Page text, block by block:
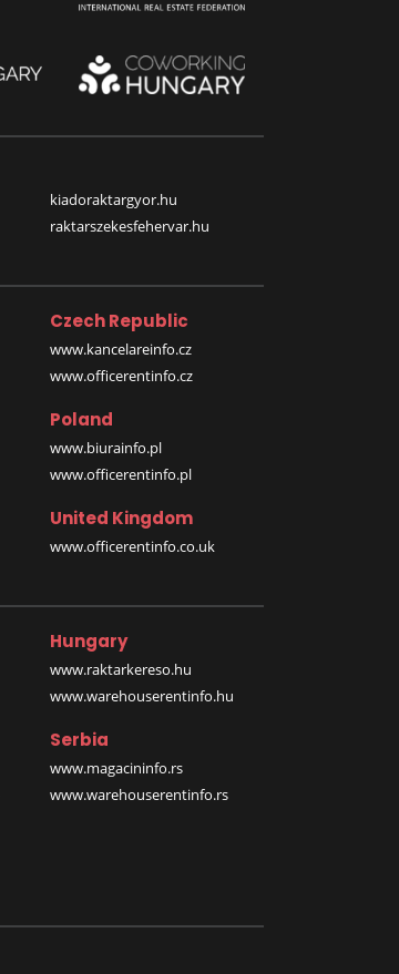
kiadoraktargyor.hu
raktarszekesfehervar.hu
Czech Republic
www.kancelareinfo.cz
www.officerentinfo.cz
Poland
www.biurainfo.pl
www.officerentinfo.pl
United Kingdom
www.officerentinfo.co.uk
Hungary
www.raktarkereso.hu
www.warehouserentinfo.hu
Serbia
www.magacininfo.rs
www.warehouserentinfo.rs